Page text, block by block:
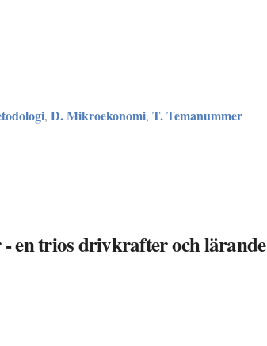
, D. Mikroekonomi, T. Temanummer
en trios drivkrafter och lärande